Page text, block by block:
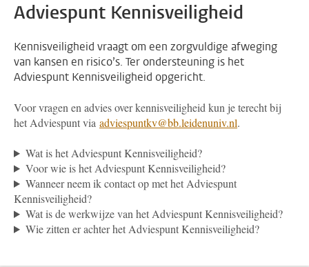
Adviespunt Kennisveiligheid
Kennisveiligheid vraagt om een zorgvuldige afweging
van kansen en risico’s. Ter ondersteuning is het
Adviespunt Kennisveiligheid opgericht.
Voor vragen en advies over kennisveiligheid kun je terecht bij
het Adviespunt via adviespuntkv@bb.leidenuniv.nl.
Wat is het Adviespunt Kennisveiligheid?
Voor wie is het Adviespunt Kennisveiligheid?
Wanneer neem ik contact op met het Adviespunt
Kennisveiligheid?
Wat is de werkwijze van het Adviespunt Kennisveiligheid?
Wie zitten er achter het Adviespunt Kennisveiligheid?